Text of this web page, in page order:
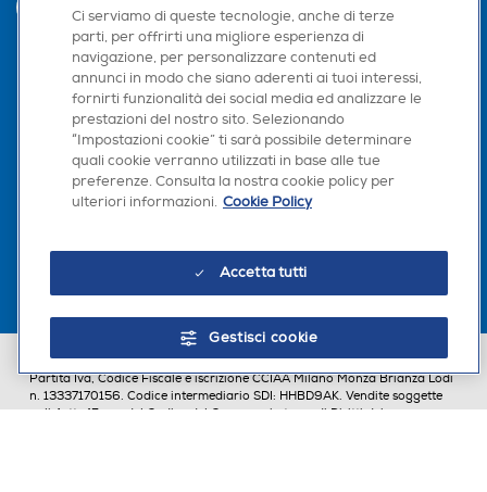
INVIA
Seguici sui social
Scarica la nostra app
Euronics Italia SpA. Sede legale Via Montefeltro, 6/a 20156 Milano
Partita Iva, Codice Fiscale e iscrizione CCIAA Milano Monza Brianza Lodi
n. 13337170156. Codice intermediario SDI: HHBD9AK. Vendite soggette
agli Artt. 45 e ss del Codice del Consumo in tema di Diritti dei
Ci serviamo di queste tecnologie, anche di terze
parti, per offrirti una migliore esperienza di
navigazione, per personalizzare contenuti ed
annunci in modo che siano aderenti ai tuoi interessi,
fornirti funzionalità dei social media ed analizzare le
prestazioni del nostro sito. Selezionando
“Impostazioni cookie” ti sarà possibile determinare
quali cookie verranno utilizzati in base alle tue
preferenze. Consulta la nostra cookie policy per
ulteriori informazioni. Cookie Policy
Accetta tutti
Gestisci cookie